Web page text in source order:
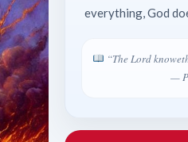
everything, God
“The Lord
—